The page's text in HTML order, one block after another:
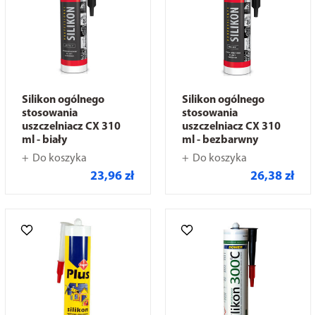
Silikon ogólnego
stosowania
uszczelniacz CX 310
ml - biały
Do koszyka
23,96 zł
Silikon ogólnego
stosowania
uszczelniacz CX 310
ml - bezbarwny
Do koszyka
26,38 zł